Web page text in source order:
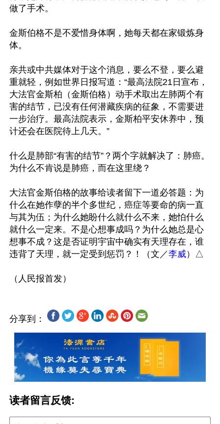
做了手术。
金斯伯格不是不爱惜身体啊，她每天都在家锻炼身
体。
亲共或中共媒体对于这个消息，要么不登，要么避
重就轻，例如世界日报写道：“最高法院21日宣布，
大法官金斯柏（金斯伯格）动手术取出左肺两个有
害的结节，已没有任何潜藏疾病的征象，不需要进
一步治疗。最高法院表示，金斯柏平安休养中，预
计还会在医院待上几天。”
什么是肺部“有害的结节”？两个字就解决了：肺癌。
为什么不肯说是肺癌，而在这里绕？
大法官金斯伯格的故事给读者留下一道必答题：为
什么在她作孽的半个多世纪，癌症等要命的病一直
与其为伍；为什么她盼什么就什么不来，她怕什么
就什么一定来。不是心想事成吗？为什么她总是心
想事不成？这是否证明宇宙中确实有天理存在，谁
违背了天理，就一定受到惩罚？！（文／李威）△
分享到：
读者留言反馈: